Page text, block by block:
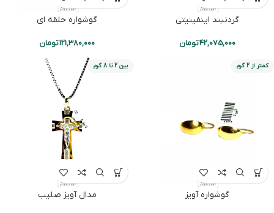
گردنبند اینفینیتی
42,075,000تومان
گوشواره حلقه ای
121,380,000تومان
کمتر از 2 گرم
گوشواره آویز
بین 2 تا 8 گرم
مدال آویز صلیب